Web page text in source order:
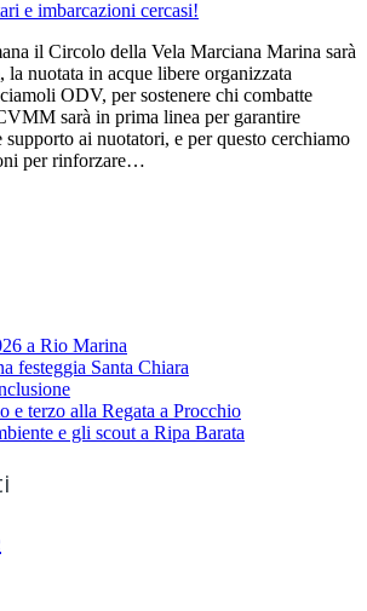
il Circolo della Vela Marciana Marina sarà
nuotata in acque libere organizzata
ODV, per sostenere chi combatte
sarà in prima linea per garantire
supporto ai nuotatori, e per questo cerchiamo
per rinforzare…
a Rio Marina
festeggia Santa Chiara
terzo alla Regata a Procchio
e gli scout a Ripa Barata